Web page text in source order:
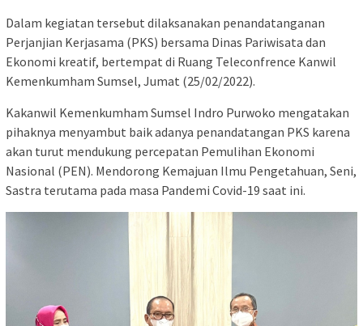
Dalam kegiatan tersebut dilaksanakan penandatanganan
Perjanjian Kerjasama (PKS) bersama Dinas Pariwisata dan
Ekonomi kreatif, bertempat di Ruang Teleconfrence Kanwil
Kemenkumham Sumsel, Jumat (25/02/2022).
Kakanwil Kemenkumham Sumsel Indro Purwoko mengatakan
pihaknya menyambut baik adanya penandatangan PKS karena
akan turut mendukung percepatan Pemulihan Ekonomi
Nasional (PEN). Mendorong Kemajuan Ilmu Pengetahuan, Seni,
Sastra terutama pada masa Pandemi Covid-19 saat ini.